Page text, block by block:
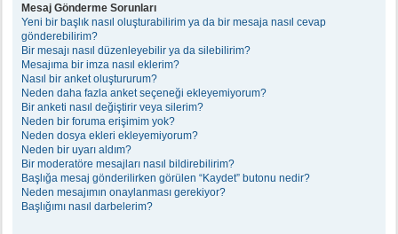
Mesaj Gönderme Sorunları
Yeni bir başlık nasıl oluşturabilirim ya da bir mesaja nasıl cevap
gönderebilirim?
Bir mesajı nasıl düzenleyebilir ya da silebilirim?
Mesajıma bir imza nasıl eklerim?
Nasıl bir anket oluştururum?
Neden daha fazla anket seçeneği ekleyemiyorum?
Bir anketi nasıl değiştirir veya silerim?
Neden bir foruma erişimim yok?
Neden dosya ekleri ekleyemiyorum?
Neden bir uyarı aldım?
Bir moderatöre mesajları nasıl bildirebilirim?
Başlığa mesaj gönderilirken görülen “Kaydet” butonu nedir?
Neden mesajımın onaylanması gerekiyor?
Başlığımı nasıl darbelerim?